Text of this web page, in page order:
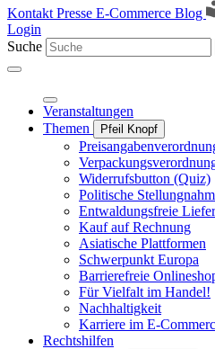
Kontakt Presse E-Commerce Blog
Login
Suche
Veranstaltungen
Themen
Pfeil Knopf
Widerrufsbutton (Quiz)
Politische
Entwaldungsfreie
Kauf auf Rechnung
Asiatische Plattformen
Schwerpunkt Europa
Barrierefreie
Für Vielfalt im Handel!
Nachhaltigkeit
Karriere im E-
Rechtshilfen